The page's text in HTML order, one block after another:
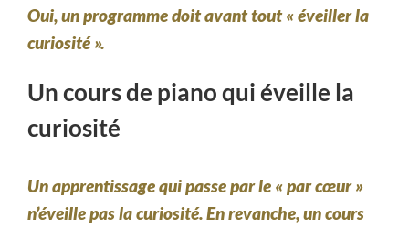
Oui, un programme doit avant tout « éveiller la
curiosité ».
Un cours de piano qui éveille la
curiosité
Un apprentissage qui passe par le « par cœur »
n’éveille pas la curiosité. En revanche, un cours